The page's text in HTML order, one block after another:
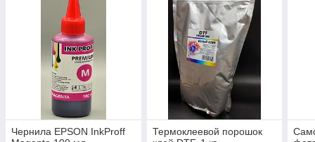
Чернила EPSON InkProff
Термоклеевой порошок